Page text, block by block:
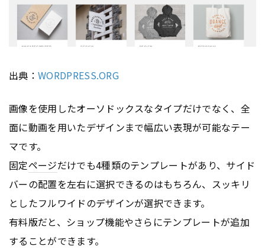
出典： WORDPRESS.ORG
画像を使用したオーソドックスなタイプだけでなく、全
面に動画を用いたデザインまで幅広い表現が可能なテー
マです。
固定ページだけでも4種類のテンプレートがあり、サイド
バーの配置を左右に選択できるのはもちろん、スッキリ
としたフルワイドのデザインが選択できます。
有料版だと、ショップ機能やさらにテンプレートが追加
することができます。